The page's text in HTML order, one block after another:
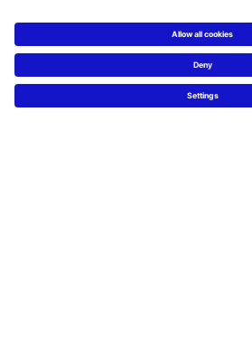
Presse
Nachhaltigkeit
FAQs